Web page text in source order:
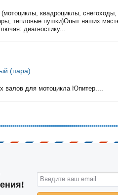
квадроциклы,
тепловые пушки)Опыт наших
диагностику...
(пара)
валов для мотоцикла Юпитер....
Введите ваш email